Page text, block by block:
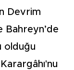
Devrim
Bahreyn’de
olduğu